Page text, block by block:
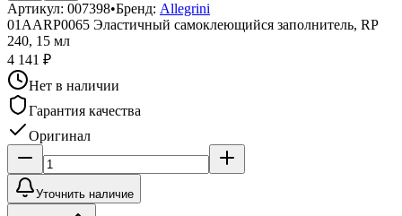
Артикул: 007398•Бренд: Allegrini
01AARP0065 Эластичный самоклеющийся заполнитель, RP
240, 15 мл
4 141 ₽
Нет в наличии
Гарантия качества
Оригинал
Уточнить наличие